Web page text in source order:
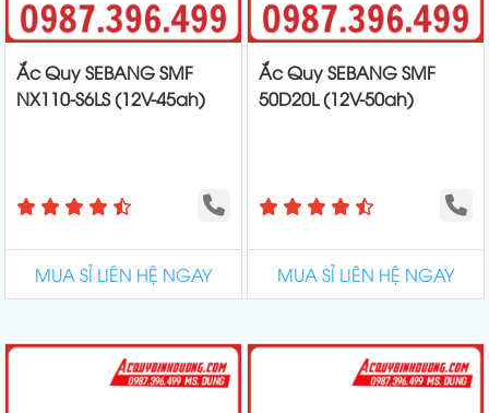
Ắc Quy SEBANG SMF
NX110-S6LS (12V-45ah)
MUA SỈ LIÊN HỆ NGAY
Ắc Quy SEBANG SMF
50D20L (12V-50ah)
MUA SỈ LIÊN HỆ NGAY